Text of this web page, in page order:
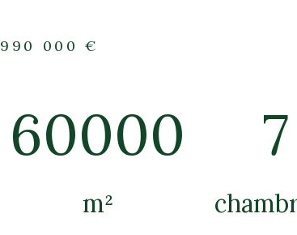
990 000 €
60000
m²
7